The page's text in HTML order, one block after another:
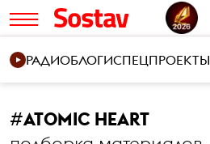
РАДИОБЛОГИСПЕЦПРОЕКТЫ
#ATOMIC HEART